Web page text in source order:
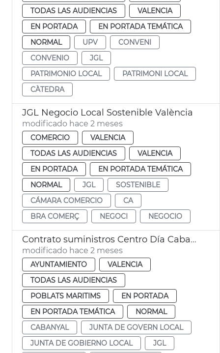
TODAS LAS AUDIENCIAS
VALENCIA
EN PORTADA
EN PORTADA TEMÁTICA
NORMAL
UPV
CONVENI
CONVENIO
JGL
PATRIMONIO LOCAL
PATRIMONI LOCAL
CÀTEDRA
JGL Negocio Local Sostenible València
modificado hace 2 meses
COMERCIO
VALENCIA
TODAS LAS AUDIENCIAS
VALENCIA
EN PORTADA
EN PORTADA TEMÁTICA
NORMAL
JGL
SOSTENIBLE
CÁMARA COMERCIO
CA
BRA COMERÇ
NEGOCI NEGOCIO
Contrato suministros Centro Día Cabanyal València
modificado hace 2 meses
AYUNTAMIENTO
VALENCIA
TODAS LAS AUDIENCIAS
POBLATS MARITIMS
EN PORTADA
EN PORTADA TEMÁTICA
NORMAL
CABANYAL
JUNTA DE GOVERN LOCAL
JUNTA DE GOBIERNO LOCAL
JGL